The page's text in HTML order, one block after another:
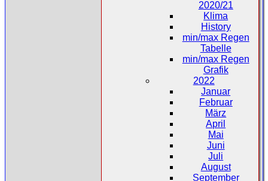
2020/21
Klima
History
min/max Regen
Tabelle
min/max Regen
Grafik
2022
Januar
Februar
März
April
Mai
Juni
Juli
August
September